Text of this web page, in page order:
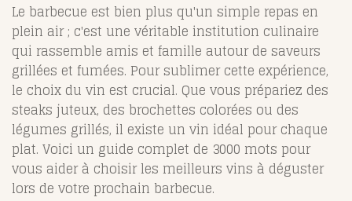
Le barbecue est bien plus qu'un simple repas en
plein air ; c'est une véritable institution culinaire
qui rassemble amis et famille autour de saveurs
grillées et fumées. Pour sublimer cette expérience,
le choix du vin est crucial. Que vous prépariez des
steaks juteux, des brochettes colorées ou des
légumes grillés, il existe un vin idéal pour chaque
plat. Voici un guide complet de 3000 mots pour
vous aider à choisir les meilleurs vins à déguster
lors de votre prochain barbecue.